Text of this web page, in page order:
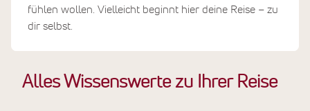
Alles Wissenswerte zu Ihrer Reise
fühlen wollen. Vielleicht beginnt hier deine Reise – zu
dir selbst.